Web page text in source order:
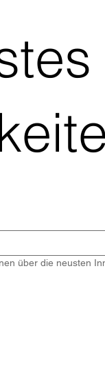
über die neusten